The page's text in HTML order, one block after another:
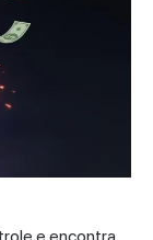
e encontra